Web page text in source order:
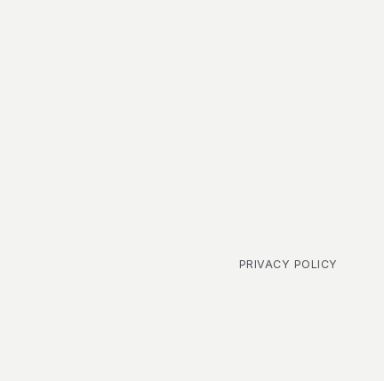
PRIVACY POLICY